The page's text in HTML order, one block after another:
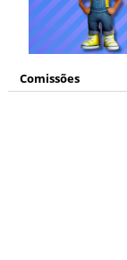
Comissões